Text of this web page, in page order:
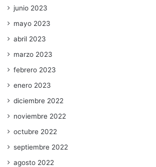
junio 2023
mayo 2023
abril 2023
marzo 2023
febrero 2023
enero 2023
diciembre 2022
noviembre 2022
octubre 2022
septiembre 2022
agosto 2022